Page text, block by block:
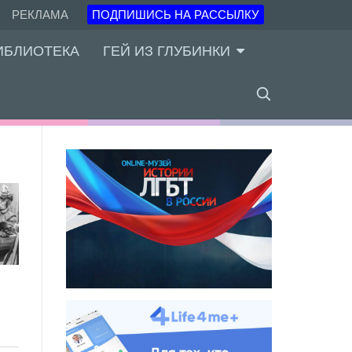
РЕКЛАМА ПОДПИШИСЬ НА РАССЫЛКУ
ГЕЙ ИЗ ГЛУБИНКИ